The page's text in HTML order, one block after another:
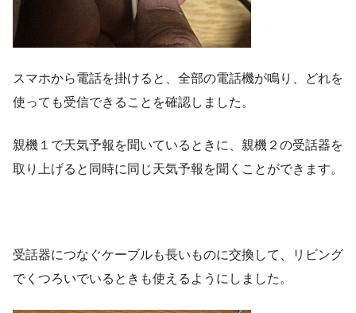
スマホから電話を掛けると、全部の電話機が鳴り、どれを
使っても受信できることを確認しました。
親機１で天気予報を聞いているときに、親機２の受話器を
取り上げると同時に同じ天気予報を聞くことができます。
受話器につなぐケーブルも長いものに交換して、リビング
でくつろいでいるときも使えるようにしました。